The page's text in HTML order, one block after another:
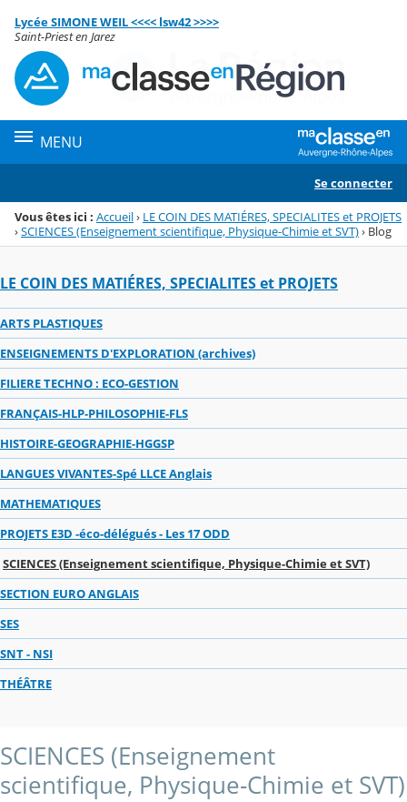
Menu de la rubrique
Contenu
Lycée SIMONE WEIL <<<< lsw42 >>>>
Saint-Priest en Jarez
MENU
Se connecter
Vous êtes ici : Accueil› LE COIN DES MATIÉRES, SPECIALITES et PROJETS
›SCIENCES (Enseignement scientifique, Physique-Chimie et SVT)› Blog
LE COIN DES MATIÉRES, SPECIALITES et PROJETS
ARTS PLASTIQUES
ENSEIGNEMENTS D'EXPLORATION (archives)
FILIERE TECHNO : ECO-GESTION
FRANÇAIS-HLP-PHILOSOPHIE-FLS
HISTOIRE-GEOGRAPHIE-HGGSP
LANGUES VIVANTES-Spé LLCE Anglais
MATHEMATIQUES
PROJETS E3D -éco-délégués - Les 17 ODD
SCIENCES (Enseignement scientifique, Physique-Chimie et SVT)
SECTION EURO ANGLAIS
SES
SNT - NSI
THÉÂTRE
SCIENCES (Enseignement
scientifique, Physique-Chimie et SVT)